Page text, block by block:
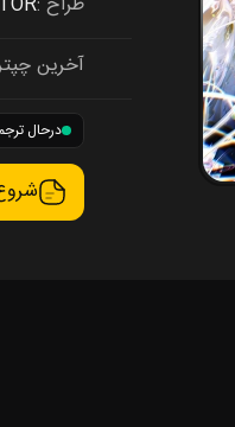
آخرین
درحال